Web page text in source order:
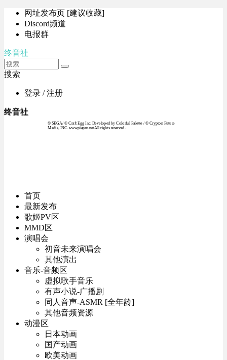
网址发布页 [建议收藏]
Discord频道
电报群
终音社
搜索
登录 / 注册
终音社
© SEGA / © Craft Egg Inc. Developed by Colorful Palette / © Crypton Future
Media, INC. www.piapro.netAll rights reserved.
首页
最新发布
歌姬PV区
MMD区
演唱会
初音未来演唱会
其他演出
音乐-音频区
虚拟歌手音乐
有声小说-广播剧
同人音声-ASMR [全年龄]
其他音频资源
动漫区
日本动画
国产动画
欧美动画